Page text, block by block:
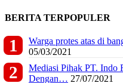
BERITA TERPOPULER
Warga protes atas di
05/03/2021
Mediasi Pihak PT. Indo
Dengan… 27/07/2021